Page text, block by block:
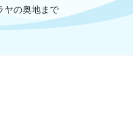
ヤの奥地まで